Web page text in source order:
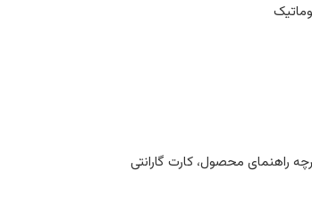
راهنمای محصول، کارت گارانتی